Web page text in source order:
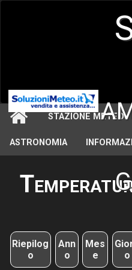
STAZIONE METEO
ASTRONOMIA
Riepilog
o
Ann
o
Mes
e
o